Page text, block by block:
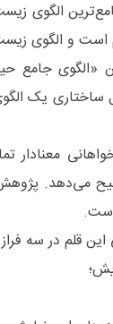
الگوی
و الگوی
«الگوی
ساختاری یک
می‌‌دهد.
این قلم در سه